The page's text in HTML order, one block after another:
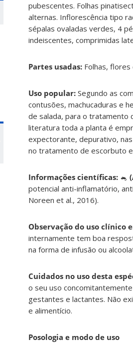
pubescentes. Folhas
alternas. Inflorescência tipo
sépalas ovaladas verdes, 4
indeiscentes, comprimidas
Partes usadas: Folhas,
Uso popular: Segundo as
contusões, machucaduras e
de salada, para o tratamento
literatura toda a planta é
expectorante, depurativo,
no tratamento de escorbuto e
Informações científicas: 🐁
potencial anti-inflamatório,
Noreen et al., 2016).
Observação do uso clínico
internamente tem boa
na forma de infusão ou
Cuidados no uso desta
o seu uso
gestantes e lactantes. Não
e alimentício.
Posologia e modo de uso